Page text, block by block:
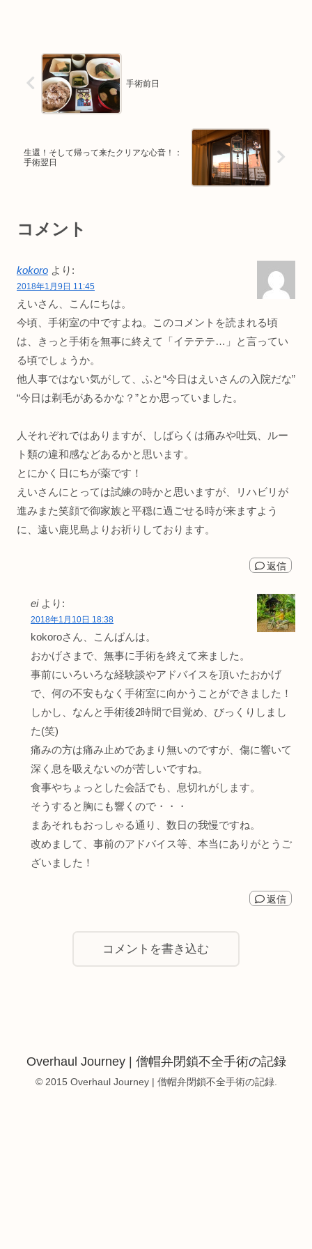
手術前日
生還！そして帰って来たクリアな心音！：
手術翌日
コメント
kokoro より:
2018年1月9日 11:45
えいさん、こんにちは。
今頃、手術室の中ですよね。このコメントを読まれる頃
は、きっと手術を無事に終えて「イテテテ…」と言ってい
る頃でしょうか。
他人事ではない気がして、ふと“今日はえいさんの入院だな”
“今日は剃毛があるかな？”とか思っていました。
人それぞれではありますが、しばらくは痛みや吐気、ルー
ト類の違和感などあるかと思います。
とにかく日にちが薬です！
えいさんにとっては試練の時かと思いますが、リハビリが
進みまた笑顔で御家族と平穏に過ごせる時が来ますよう
に、遠い鹿児島よりお祈りしております。
返信
ei より:
2018年1月10日 18:38
kokoroさん、こんばんは。
おかげさまで、無事に手術を終えて来ました。
事前にいろいろな経験談やアドバイスを頂いたおかげ
で、何の不安もなく手術室に向かうことができました！
しかし、なんと手術後2時間で目覚め、びっくりしまし
た(笑)
痛みの方は痛み止めであまり無いのですが、傷に響いて
深く息を吸えないのが苦しいですね。
食事やちょっとした会話でも、息切れがします。
そうすると胸にも響くので・・・
まあそれもおっしゃる通り、数日の我慢ですね。
改めまして、事前のアドバイス等、本当にありがとうご
ざいました！
返信
コメントを書き込む
Overhaul Journey | 僧帽弁閉鎖不全手術の記録
© 2015 Overhaul Journey | 僧帽弁閉鎖不全手術の記録.